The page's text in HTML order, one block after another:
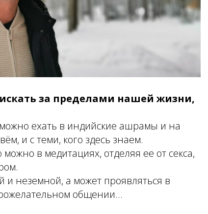
за пределами нашей жизни,
ехать в индийские ашрамы и на
и с теми, кого здесь знаем.
в медитациях, отделяя ее от секса,
и неземной, а может проявляться в
общении...